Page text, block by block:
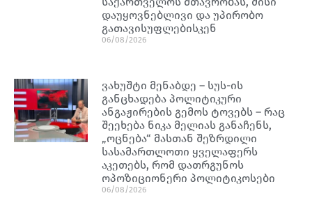
დაუყოვნებლივი და უპირობო
გათავისუფლებისკენ
06/08/2026
ვახუშტი მენაბდე – სუს-ის
განცხადება პოლიტიკური
ანგაჟირების გემოს ტოვებს – რაც
შეეხება ნიკა მელიას განაჩენს,
„ოცნება“ მასთან შეზრდილი
სასამართლოთი ყველაფერს
აკეთებს, რომ დათრგუნოს
ოპოზიციონერი პოლიტიკოსები
06/08/2026